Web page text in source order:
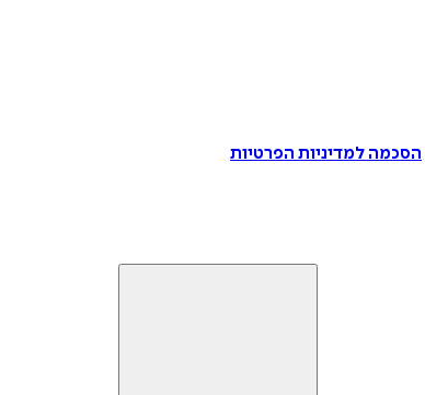
הסכמה למדיניות הפרטיות